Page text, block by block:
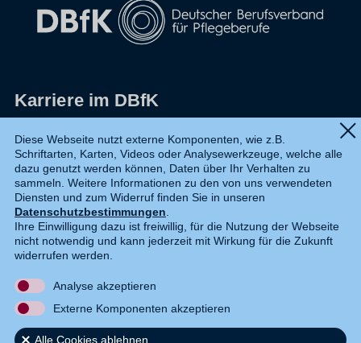
Karriere im DBfK
Datenschutz
Shop
Widerruf
Kontakt
DE EN
Diese Webseite nutzt externe Komponenten, wie z.B.
Schriftarten, Karten, Videos oder Analysewerkzeuge, welche alle
dazu genutzt werden können, Daten über Ihr Verhalten zu
sammeln. Weitere Informationen zu den von uns verwendeten
Diensten und zum Widerruf finden Sie in unseren
Datenschutzbestimmungen.
Ihre Einwilligung dazu ist freiwillig, für die Nutzung der Webseite
nicht notwendig und kann jederzeit mit Wirkung für die Zukunft
widerrufen werden.
Analyse akzeptieren
Externe Komponenten akzeptieren
Alle Cookies ablehnen